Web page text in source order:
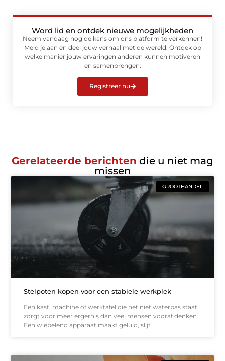
Word lid en ontdek nieuwe mogelijkheden
Neem vandaag nog de kans om ons platform te verkennen!
Meld je aan en deel jouw verhaal met de wereld. Ontdek op
welke manier jouw ervaringen anderen kunnen motiveren
en samenbrengen.
Registreer nu
Gerelateerde berichten die u niet mag
missen
GROOTHANDEL
Stelpoten kopen voor een stabiele werkplek
Een kast, machine of werktafel die net niet waterpas staat,
zorgt voor meer ergernis dan veel mensen vooraf denken.
Een wiebelend apparaat maakt geluid, slijt